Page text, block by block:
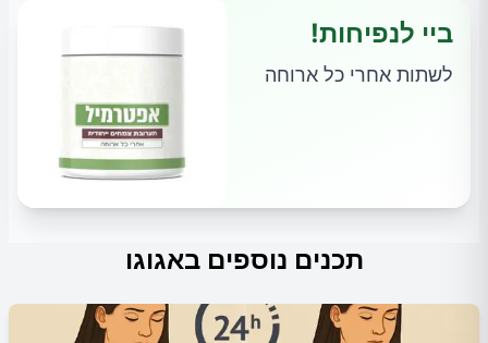
ביי לנפיחות!
לשתות אחרי כל ארוחה
תכנים נוספים באגוגו